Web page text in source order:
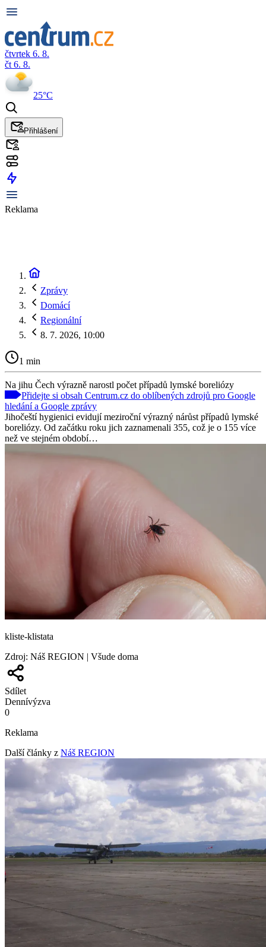
čtvrtek 6. 8.
čt 6. 8.
25°C
Přihlášení
Reklama
Zprávy
Domácí
Regionální
8. 7. 2026, 10:00
1 min
Na jihu Čech výrazně narostl počet případů lymské boreliózy
Přidejte si obsah Centrum.cz do oblíbených zdrojů pro Google
hledání a Google zprávy
Jihočeští hygienici evidují meziroční výrazný nárůst případů lymské
boreliózy. Od začátku roku jich zaznamenali 355, což je o 155 více
než ve stejném období…
kliste-klistata
Zdroj: Náš REGION | Všude doma
Sdílet
Dennívýzva
0
Reklama
Další články z Náš REGION